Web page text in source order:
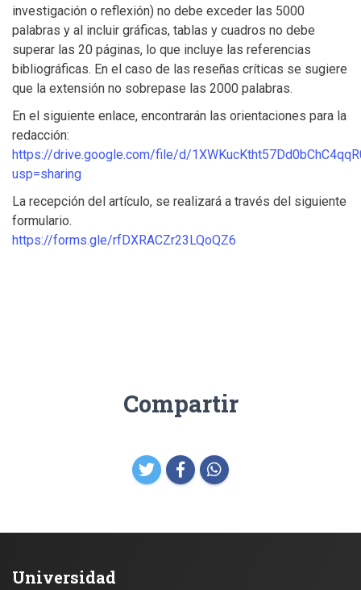
investigación o reflexión) no debe exceder las 5000
palabras y al incluir gráficas, tablas y cuadros no debe
superar las 20 páginas, lo que incluye las referencias
bibliográficas. En el caso de las reseñas críticas se sugiere
que la extensión no sobrepase las 2000 palabras.
En el siguiente enlace, encontrarán las orientaciones para la
redacción:
https://drive.google.com/file/d/
usp=sharing
La recepción del artículo, se realizará a través del siguiente
formulario.
https://forms.gle/rfDXRACZr23LQoQZ6
Compartir
Universidad